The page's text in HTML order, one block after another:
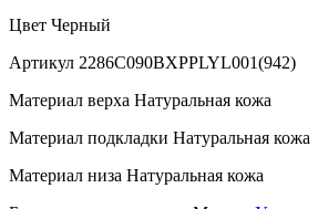
Цвет Черный
Артикул 2286C090BXPPLYL001(942)
Материал верха Натуральная кожа
Материал подкладки Натуральная кожа
Материал низа Натуральная кожа